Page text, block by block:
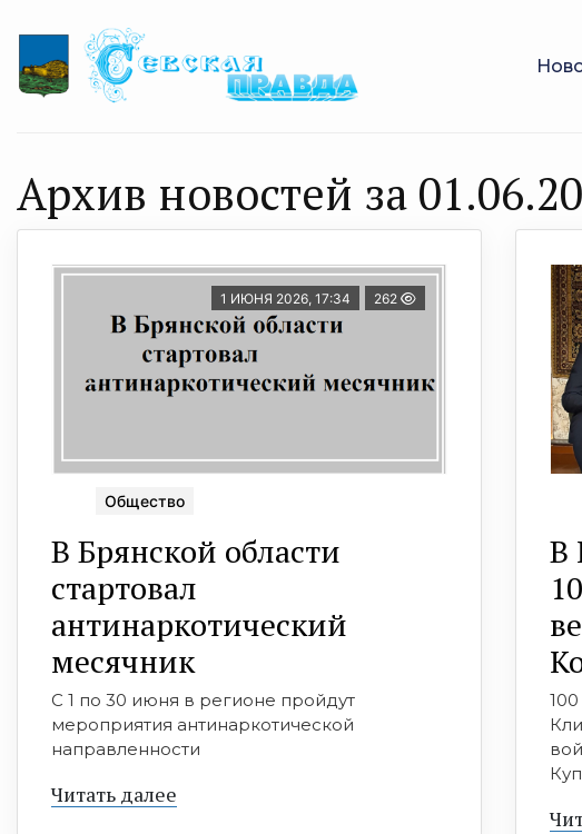
Архив новостей за
1 ИЮНЯ 2026, 17:34 262
Общество
В Брянской области
стартoвал
антинаркoтический
месячник
С 1 по 30 июня в регионе пройдут
мероприятия антинаркотической
направленности
Читать далее
В